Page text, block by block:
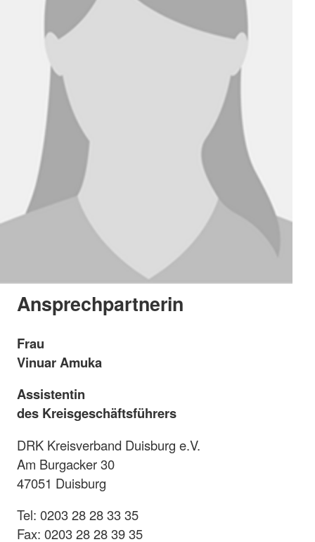
Ansprechpartnerin
Frau
Vinuar Amuka
Assistentin
des Kreisgeschäftsführers
DRK Kreisverband Duisburg e.V.
Am Burgacker 30
47051 Duisburg
Tel: 0203 28 28 33 35
Fax: 0203 28 28 39 35